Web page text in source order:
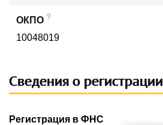
ОКПО ?
10048019
Сведения о регистрации
Регистрация в ФНС